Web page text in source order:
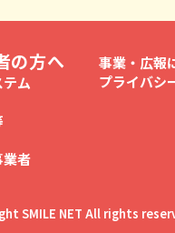
の方へ
ム
者
事業・広報
プライバシ
SMILE NET All rights